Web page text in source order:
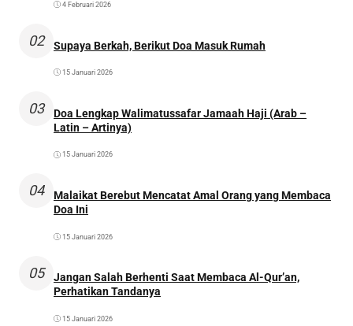
4 Februari 2026
02 Supaya Berkah, Berikut Doa Masuk Rumah
15 Januari 2026
03
Doa Lengkap Walimatussafar Jamaah Haji (Arab –
Latin – Artinya)
15 Januari 2026
04
Malaikat Berebut Mencatat Amal Orang yang Membaca
Doa Ini
15 Januari 2026
05
Jangan Salah Berhenti Saat Membaca Al-Qur’an,
Perhatikan Tandanya
15 Januari 2026